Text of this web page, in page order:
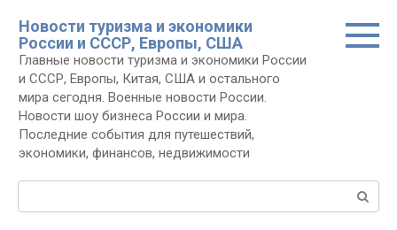
контенту
Новости туризма и экономики
России и СССР, Европы, США
Главные новости туризма и экономики России
и СССР, Европы, Китая, США и остального
мира сегодня. Военные новости России.
Новости шоу бизнеса России и мира.
Последние события для путешествий,
экономики, финансов, недвижимости
Поиск: